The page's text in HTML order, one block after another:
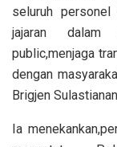
seluruh
jajaran dalam
public,menjaga
dengan
Brigjen
Ia